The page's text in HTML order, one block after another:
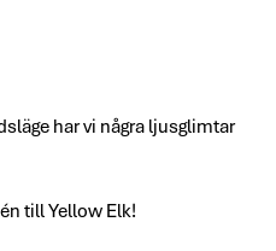
har vi några ljusglimtar
till Yellow Elk!